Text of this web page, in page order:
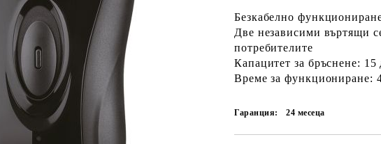
Безкабелно
Две независими въртящи
потребителите
Капацитет за бръснене: 15
Време за функциониране:
Гаранция: 24 месеца